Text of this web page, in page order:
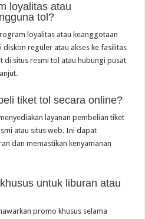
loyalitas atau
tol?
loyalitas atau keanggotaan
reguler atau akses ke fasilitas
di situs resmi tol atau hubungi pusat
tiket tol secara online?
layanan pembelian tiket
atau situs web. Ini dapat
dan memastikan kenyamanan
untuk liburan atau
promo khusus selama